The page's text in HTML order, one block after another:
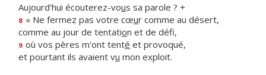
Aujourd'hui écouterez-vous sa parole ? +
8 « Ne fermez pas votre cœur comme au désert,
comme au jour de tentation et de défi,
9 où vos pères m'ont tenté et provoqué,
et pourtant ils avaient vu mon exploit.